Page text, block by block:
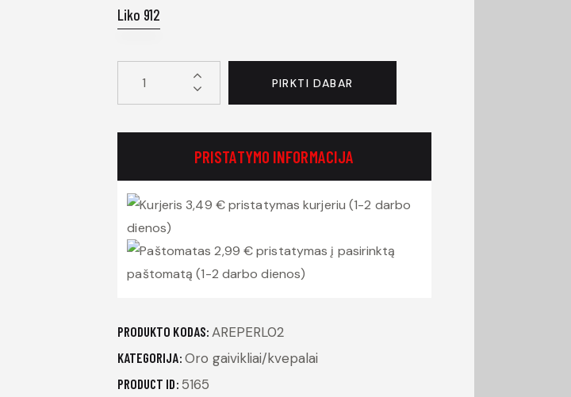
Liko 912
PIRKTI DABAR
PRISTATYMO INFORMACIJA
3,49 € pristatymas kurjeriu (1-2 darbo
dienos)
2,99 € pristatymas į pasirinktą
paštomatą (1-2 darbo dienos)
PRODUKTO KODAS: AREPERL02
KATEGORIJA: Oro gaivikliai/kvepalai
PRODUCT ID: 5165